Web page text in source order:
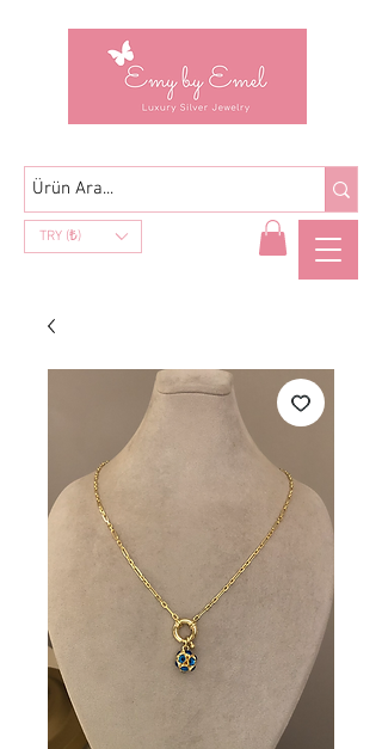
TRY (₺)